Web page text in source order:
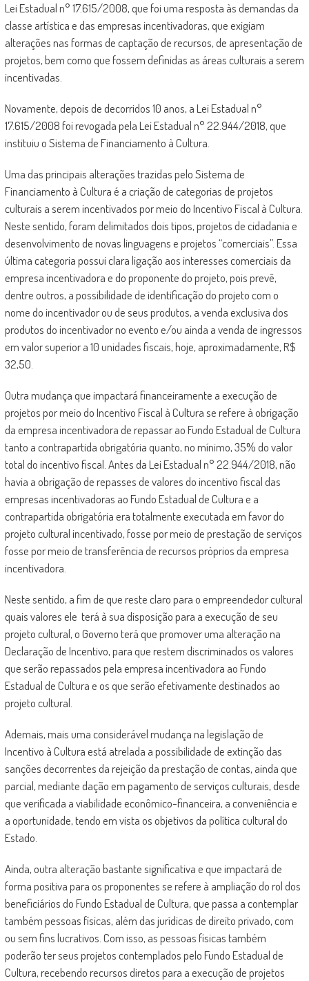
Lei Estadual n° 17.615/2008, que foi uma resposta às demandas da
classe artística e das empresas incentivadoras, que exigiam
alterações nas formas de captação de recursos, de apresentação de
projetos, bem como que fossem definidas as áreas culturais a serem
incentivadas.
Novamente, depois de decorridos 10 anos, a Lei Estadual n°
17.615/2008 foi revogada pela Lei Estadual n° 22.944/2018, que
instituiu o Sistema de Financiamento à Cultura.
Uma das principais alterações trazidas pelo Sistema de
Financiamento à Cultura é a criação de categorias de projetos
culturais a serem incentivados por meio do Incentivo Fiscal à Cultura.
Neste sentido, foram delimitados dois tipos, projetos de cidadania e
desenvolvimento de novas linguagens e projetos “comerciais”. Essa
última categoria possui clara ligação aos interesses comerciais da
empresa incentivadora e do proponente do projeto, pois prevê,
dentre outros, a possibilidade de identificação do projeto com o
nome do incentivador ou de seus produtos, a venda exclusiva dos
produtos do incentivador no evento e/ou ainda a venda de ingressos
em valor superior a 10 unidades fiscais, hoje, aproximadamente, R$
32,50.
Outra mudança que impactará financeiramente a execução de
projetos por meio do Incentivo Fiscal à Cultura se refere à obrigação
da empresa incentivadora de repassar ao Fundo Estadual de Cultura
tanto a contrapartida obrigatória quanto, no mínimo, 35% do valor
total do incentivo fiscal. Antes da Lei Estadual n° 22.944/2018, não
havia a obrigação de repasses de valores do incentivo fiscal das
empresas incentivadoras ao Fundo Estadual de Cultura e a
contrapartida obrigatória era totalmente executada em favor do
projeto cultural incentivado, fosse por meio de prestação de serviços
fosse por meio de transferência de recursos próprios da empresa
incentivadora.
Neste sentido, a fim de que reste claro para o empreendedor cultural
quais valores ele terá à sua disposição para a execução de seu
projeto cultural, o Governo terá que promover uma alteração na
Declaração de Incentivo, para que restem discriminados os valores
que serão repassados pela empresa incentivadora ao Fundo
Estadual de Cultura e os que serão efetivamente destinados ao
projeto cultural.
Ademais, mais uma considerável mudança na legislação de
Incentivo à Cultura está atrelada a possibilidade de extinção das
sanções decorrentes da rejeição da prestação de contas, ainda que
parcial, mediante dação em pagamento de serviços culturais, desde
que verificada a viabilidade econômico-financeira, a conveniência e
a oportunidade, tendo em vista os objetivos da política cultural do
Estado.
Ainda, outra alteração bastante significativa e que impactará de
forma positiva para os proponentes se refere à ampliação do rol dos
beneficiários do Fundo Estadual de Cultura, que passa a contemplar
também pessoas físicas, além das jurídicas de direito privado, com
ou sem fins lucrativos. Com isso, as pessoas físicas também
poderão ter seus projetos contemplados pelo Fundo Estadual de
Cultura, recebendo recursos diretos para a execução de projetos